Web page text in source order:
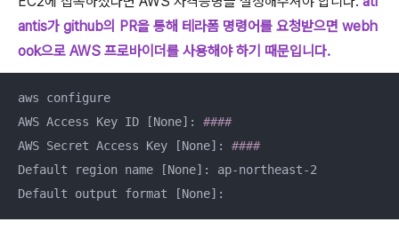
antis가 github의 PR을 통해 테라폼 명령어를 요청받으면 webh
ook으로 AWS 프로바이더를 사용해야 하기 때문입니다.
aws configure
AWS Access Key ID [None]: ####
AWS Secret Access Key [None]: ####
Default region name [None]: ap-northeast-2
Default output format [None]: